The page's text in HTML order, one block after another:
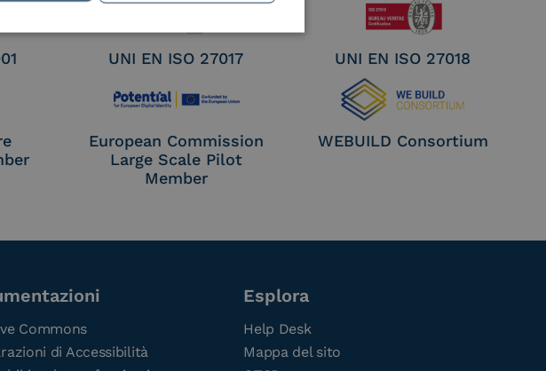
UNI EN ISO 27017 UNI EN ISO 27018
European Commission
Large Scale Pilot
Member
WEBUILD Consortium
Commons
di Accessibilità
Esplora
Help Desk
Mappa del sito